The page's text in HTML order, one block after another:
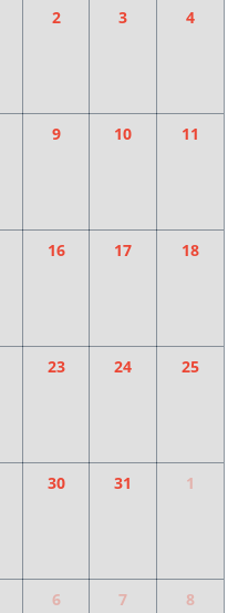
2 3 4
9 10 11
16 17 18
23 24 25
30 31 1
6 7 8